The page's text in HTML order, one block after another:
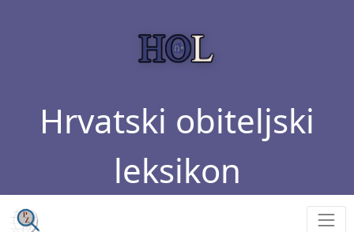
Hrvatski obiteljski
leksikon